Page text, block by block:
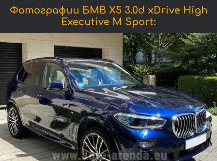
Фотографии БМВ X5 3.0d xDrive High
Executive M Sport: